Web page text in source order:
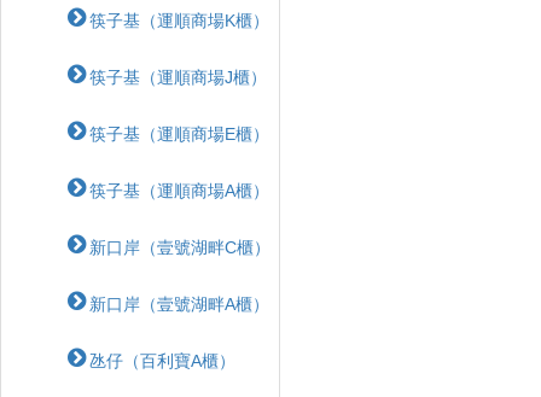
筷子基（運順商場K櫃）
筷子基（運順商場J櫃）
筷子基（運順商場E櫃）
筷子基（運順商場A櫃）
新口岸（壹號湖畔C櫃）
新口岸（壹號湖畔A櫃）
氹仔（百利寶A櫃）